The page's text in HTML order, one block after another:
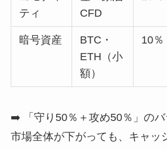
ティ
CFD
暗号資産
BTC・
ETH（小
額）
10％
➡️ 「守り50％＋攻め50％」のバ
市場全体が下がっても、キャッ